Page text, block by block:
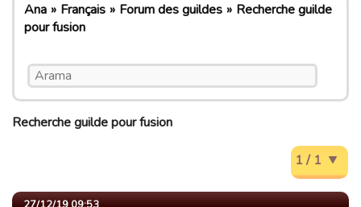
Ana Français Forum des guildes
Recherche guilde
pour fusion
Recherche guilde pour fusion
1 / 1